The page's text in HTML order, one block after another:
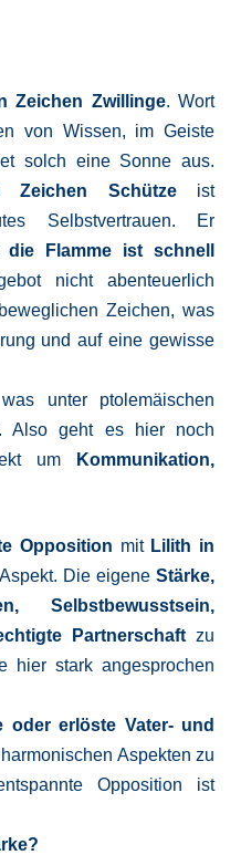
Zeichen Zwillinge. Wort
von Wissen, im Geiste
solch eine Sonne aus.
Zeichen Schützeist
Selbstvertrauen. Er
die Flamme ist schnell
nicht abenteuerlich
Zeichen, was
und auf eine gewisse
unter ptolemäischen
Also geht es hier noch
um
Kommunikation,
Opposition mit Lilith in
Die eigene Stärke,
Selbstbewusstsein,
Partnerschaftzu
hier stark angesprochen
oder erlöste Vater- und
Aspekten zu
Opposition ist